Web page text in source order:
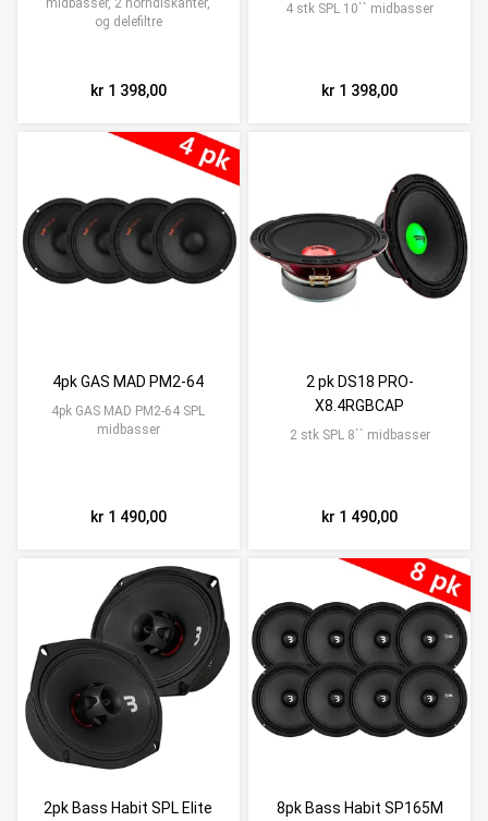
og delefiltre
kr 1 398,00
4 stk SPL 10`` midbasser
kr 1 398,00
4pk GAS MAD PM2-64
4pk GAS MAD PM2-64 SPL
midbasser
kr 1 490,00
2 pk DS18 PRO-
X8.4RGBCAP
2 stk SPL 8`` midbasser
kr 1 490,00
2pk Bass Habit SPL Elite
8pk Bass Habit SP165M